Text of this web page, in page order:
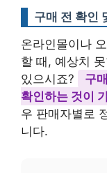
구매 전 확인
온라인몰이나
할 때, 예상치
있으시죠?
구
확인하는 것이
우 판매자별로
니다.